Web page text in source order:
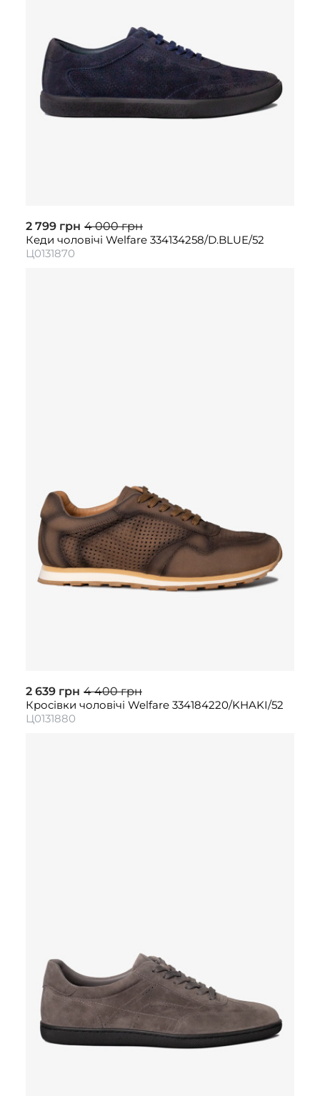
2 799 грн 4 000 грн
Кеди чоловічі Welfare 334134258/D.BLUE/52
Ц0131870
2 639 грн 4 400 грн
Кросівки чоловічі Welfare 334184220/KHAKI/52
Ц0131880